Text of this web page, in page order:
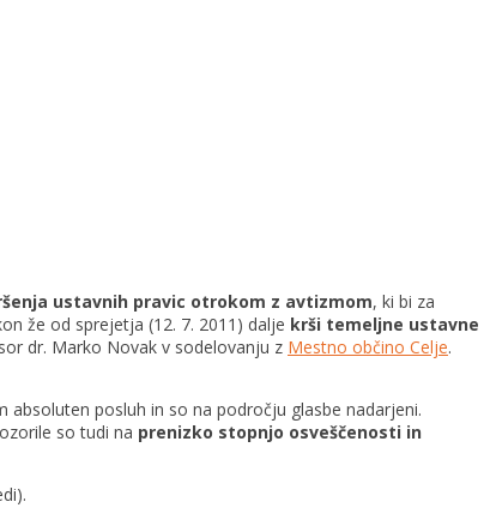
ustavnih pravic otrokom z avtizmom, ki bi za
že od sprejetja (12. 7. 2011) dalje krši temeljne ustavne
dr. Marko Novak v sodelovanju z Mestno občino Celje.
posluh in so na področju glasbe nadarjeni.
so tudi na prenizko stopnjo osveščenosti in